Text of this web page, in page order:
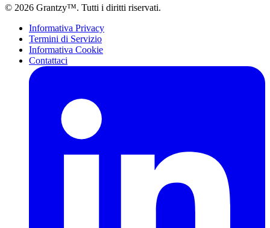
© 2026 Grantzy™. Tutti i diritti riservati.
Informativa Privacy
Termini di Servizio
Informativa Cookie
Contattaci